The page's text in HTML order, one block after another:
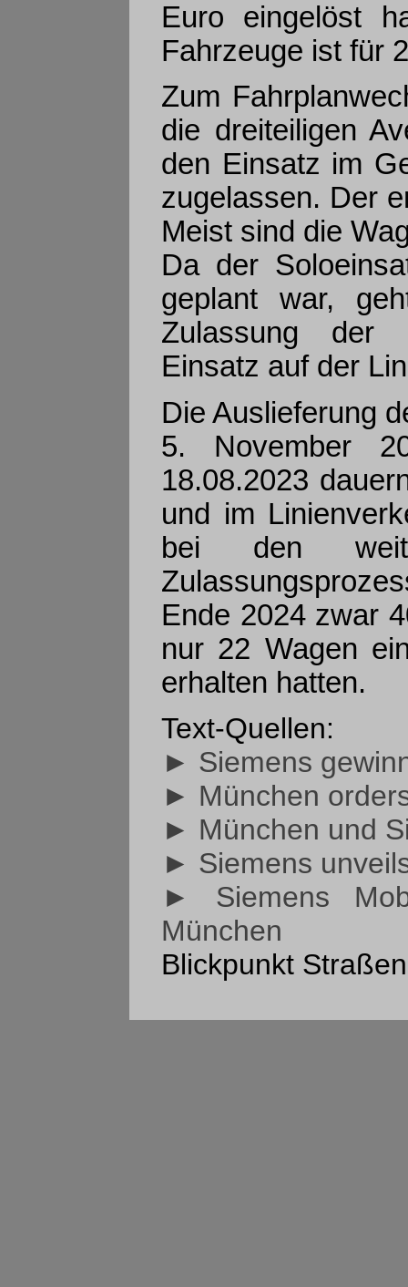
Euro eingelöst
Fahrzeuge ist für
Zum
die dreiteiligen
den Einsatz im
zugelassen. Der
Meist sind die
Da der
geplant war,
Zulassung der
Einsatz auf der
Die Auslieferung
5. November
18.08.2023
und im
bei den
Ende 2024 zwar
nur 22 Wagen
erhalten hatten.
Text-Quellen:
► Siemens
► München
► München und
► Siemens
► Siemens
München
Blickpunkt